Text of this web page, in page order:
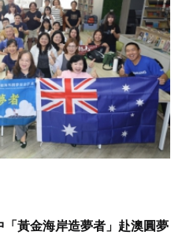
黃金海岸造夢者」赴澳圓夢